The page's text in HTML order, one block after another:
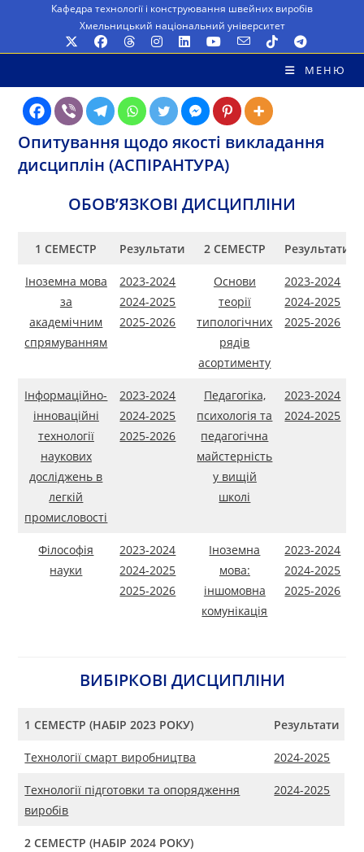
вмісту
Кафедра технології і конструювання швейних виробів
Хмельницький національний університет
МЕНЮ
Опитування щодо якості викладання
дисциплін (АСПІРАНТУРА)
ОБОВ’ЯЗКОВІ ДИСЦИПЛІНИ
1 СЕМЕСТР Результати 2 СЕМЕСТР Результати
Іноземна мова
за
академічним
спрямуванням
2023-2024
2024-2025
2025-2026
Основи
теорії
типологічних
рядів
асортименту
2023-2024
2024-2025
2025-2026
Інформаційно-
інноваційні
технології
наукових
досліджень в
легкій
промисловості
2023-2024
2024-2025
2025-2026
Педагогіка,
психологія та
педагогічна
майстерність
у вищій
школі
2023-2024
2024-2025
Філософія
науки
2023-2024
2024-2025
2025-2026
Іноземна
мова:
іншомовна
комунікація
2023-2024
2024-2025
2025-2026
ВИБІРКОВІ ДИСЦИПЛІНИ
1 СЕМЕСТР (НАБІР 2023 РОКУ) Результати
Технології смарт виробництва 2024-2025
Технології підготовки та опорядження
виробів
2024-2025
2 СЕМЕСТР(НАБІР 2024 РОКУ)